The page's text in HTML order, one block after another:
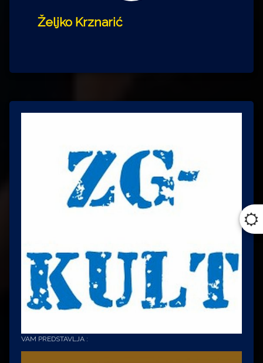
Željko Krznarić
VAM PREDSTAVLJA :